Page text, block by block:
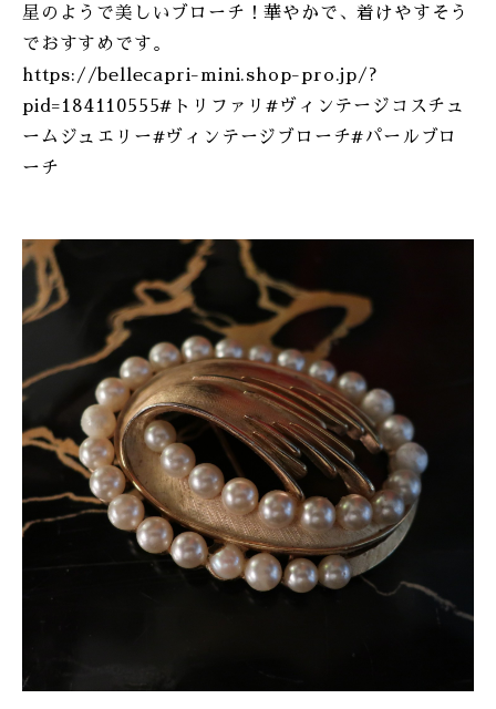
星のようで美しいブローチ！華やかで、着けやすそう
でおすすめです。
https://bellecapri-mini.shop-pro.jp/?
pid=184110555#トリファリ#ヴィンテージコスチュ
ームジュエリー#ヴィンテージブローチ#パールブロ
ーチ